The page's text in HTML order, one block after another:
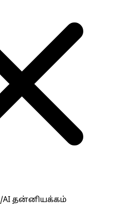
/AI தன்னியக்கம்